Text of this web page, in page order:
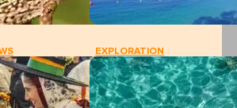
EXPLORATION